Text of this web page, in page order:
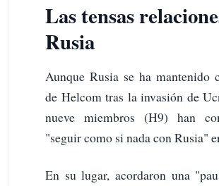
Las tensas
Rusia
Aunque Rusia se ha mantenido
de Helcom tras la invasión de
nueve miembros (H9) han
"seguir como si nada con Rusia"
En su lugar, acordaron una